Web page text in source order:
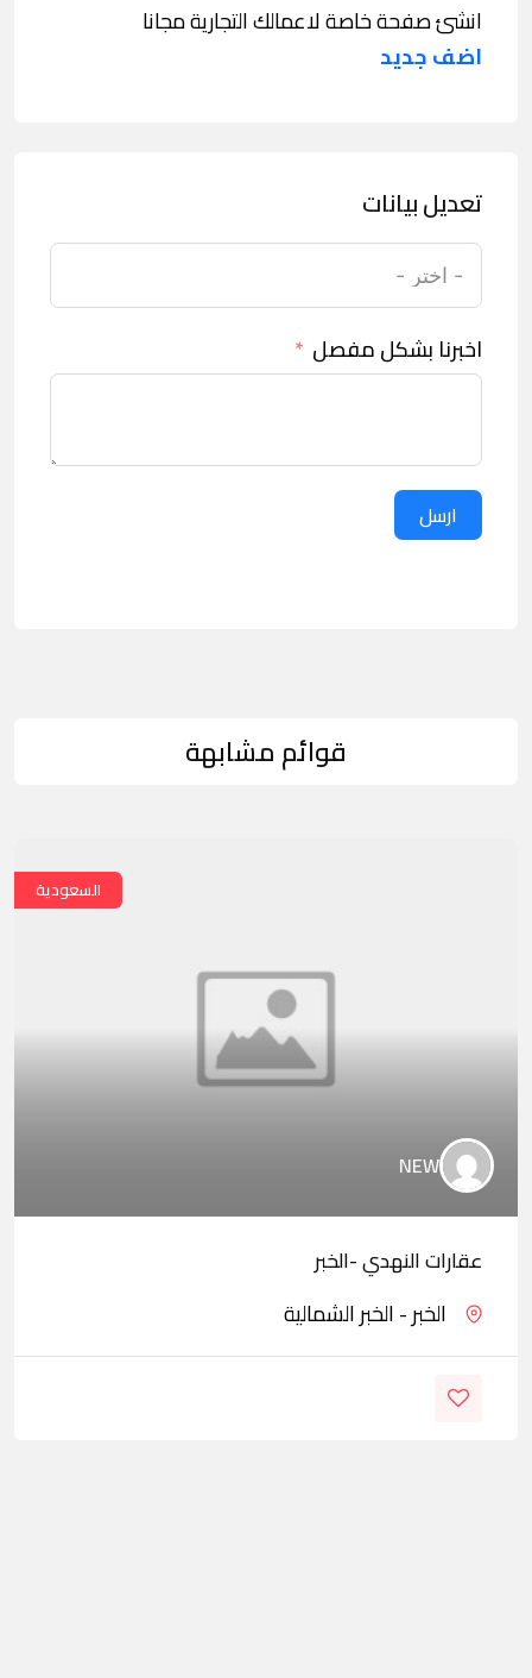
انشئ صفحة خاصة لاعمالك التجارية مجانا
اضف جديد
تعديل بيانات
اخبرنا بشكل مفصل
ارسل
قوائم مشابهة
السعودية
NEW
عقارات النهدي -الخبر
الخبر - الخبر الشمالية